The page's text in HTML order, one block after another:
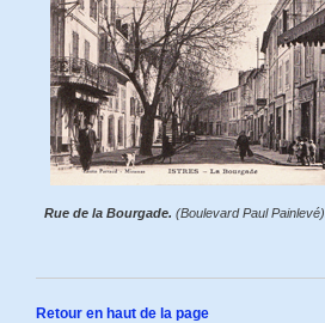
Rue de la Bourgade. (Boulevard Paul Painlevé).
Retour en haut de la page